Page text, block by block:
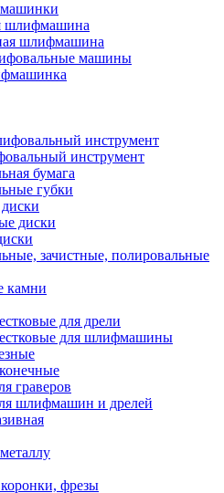
шлифмашина
шлифмашина
машины
инструмент
бумага
губки
диски
зачистные, полировальные
камни
для дрели
для шлифмашины
граверов
шлифмашин и дрелей